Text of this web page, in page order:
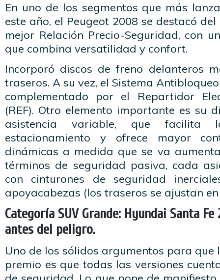
En uno de los segmentos que más
este año, el Peugeot 2008 se destacó
mejor Relación Precio-Seguridad, con
que combina versatilidad y confort.
Incorporó discos de freno delanteros
traseros. A su vez, el Sistema
complementado por el Repartidor
(REF). Otro elemento importante es su
asistencia variable, que facilita
estacionamiento y ofrece mayor
dinámicas a medida que se va
términos de seguridad pasiva, cada
con cinturones de seguridad
apoyacabezas (los traseros se ajustan
Categoría SUV Grande: Hyundai Santa Fe
antes del peligro.
Uno de los sólidos argumentos para que
premio es que todas las versiones